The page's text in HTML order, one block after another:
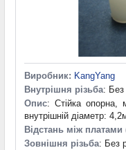
Виробник: KangYang
Внутрішня різьба: Без
Опис: Стійка опорна,
внутрішній діаметр:
Відстань між платами
Зовнішня різьба: Без